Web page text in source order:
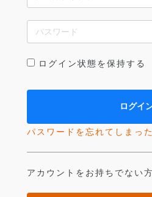
ログイン状態を保持する
パスワードを忘れてしまっ
アカウントをお持ちでない